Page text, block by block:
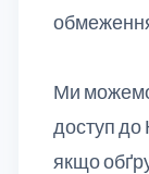
Ми
доступ до
якщо